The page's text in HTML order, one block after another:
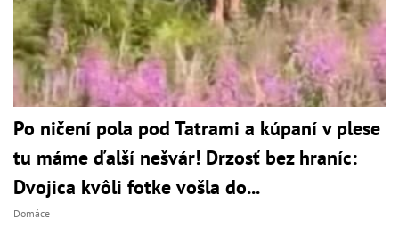
Po ničení pola pod Tatrami a kúpaní v plese
tu máme ďalší nešvár! Drzosť bez hraníc:
Dvojica kvôli fotke vošla do...
Domáce